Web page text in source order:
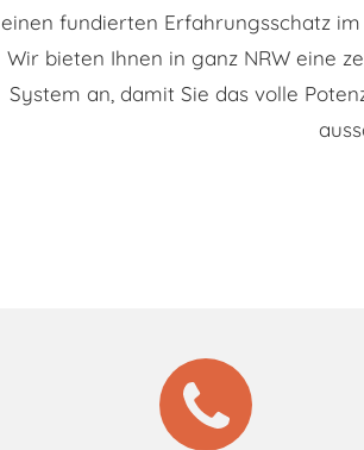
einen fundierten Erfahrungsschatz
Wir bieten Ihnen in ganz NRW eine
System an, damit Sie das volle